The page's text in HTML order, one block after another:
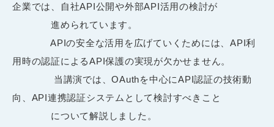
企業では、自社API公開や外部API活用の検討が
進められています。
APIの安全な活用を広げていくためには、API利
用時の認証によるAPI保護の実現が欠かせません。
当講演では、OAuthを中心にAPI認証の技術動
向、API連携認証システムとして検討すべきこと
について解説しました。